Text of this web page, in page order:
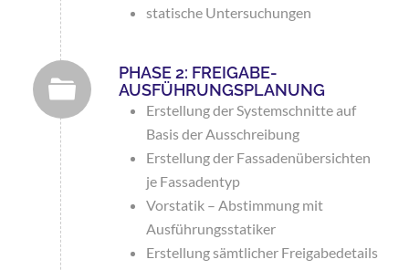
statische Untersuchungen
PHASE 2: FREIGABE-
AUSFÜHRUNGSPLANUNG
Erstellung der Systemschnitte auf
Basis der Ausschreibung
Erstellung der Fassadenübersichten
je Fassadentyp
Vorstatik – Abstimmung mit
Ausführungsstatiker
Erstellung sämtlicher Freigabedetails